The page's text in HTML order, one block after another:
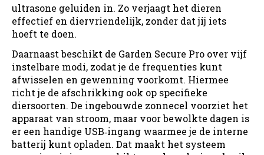
ultrasone geluiden in. Zo verjaagt het dieren
effectief en diervriendelijk, zonder dat jij iets
hoeft te doen.
Daarnaast beschikt de Garden Secure Pro over vijf
instelbare modi, zodat je de frequenties kunt
afwisselen en gewenning voorkomt. Hiermee
richt je de afschrikking ook op specifieke
diersoorten. De ingebouwde zonnecel voorziet het
apparaat van stroom, maar voor bewolkte dagen is
er een handige USB‑ingang waarmee je de interne
batterij kunt opladen. Dat maakt het systeem